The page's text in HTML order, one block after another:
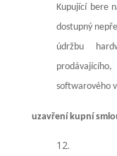
Kupující bere
dostupný
údržbu
softwarového
uzavření kupní